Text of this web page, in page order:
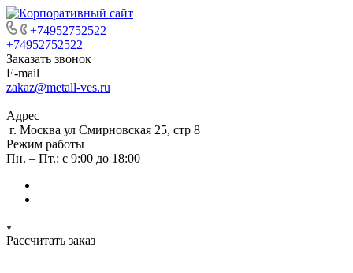
+74952752522
+74952752522
Заказать звонок
E-mail
zakaz@metall-ves.ru
Адрес
г. Москва ул Смирновская 25, стр 8
Режим работы
Пн. – Пт.: с 9:00 до 18:00
Рассчитать заказ